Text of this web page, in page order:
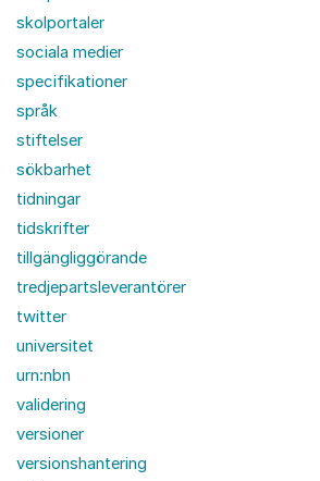
skolportaler
sociala medier
specifikationer
språk
stiftelser
sökbarhet
tidningar
tidskrifter
tillgängliggörande
tredjepartsleverantörer
twitter
universitet
urn:nbn
validering
versioner
versionshantering